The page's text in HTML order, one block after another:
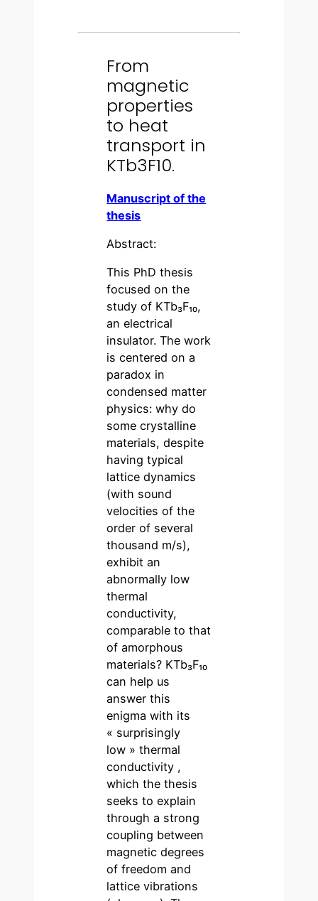
From
magnetic
properties
to heat
transport in
KTb3F10.
Manuscript of the
thesis
Abstract:
This PhD thesis
focused on the
study of KTb₃F₁₀,
an electrical
insulator. The work
is centered on a
paradox in
condensed matter
physics: why do
some crystalline
materials, despite
having typical
lattice dynamics
(with sound
velocities of the
order of several
thousand m/s),
exhibit an
abnormally low
thermal
conductivity,
comparable to that
of amorphous
materials? KTb₃F₁₀
can help us
answer this
enigma with its
« surprisingly
low » thermal
conductivity ,
which the thesis
seeks to explain
through a strong
coupling between
magnetic degrees
of freedom and
lattice vibrations